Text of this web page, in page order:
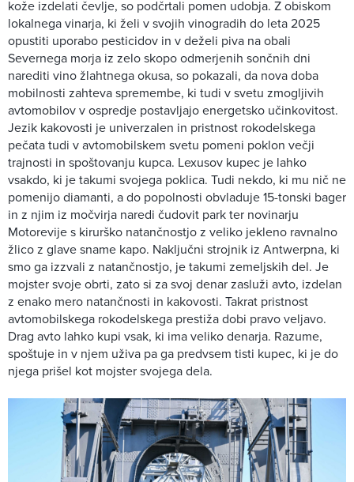
kože izdelati čevlje, so podčrtali pomen udobja. Z obiskom
lokalnega vinarja, ki želi v svojih vinogradih do leta 2025
opustiti uporabo pesticidov in v deželi piva na obali
Severnega morja iz zelo skopo odmerjenih sončnih dni
narediti vino žlahtnega okusa, so pokazali, da nova doba
mobilnosti zahteva spremembe, ki tudi v svetu zmogljivih
avtomobilov v ospredje postavljajo energetsko učinkovitost.
Jezik kakovosti je univerzalen in pristnost rokodelskega
pečata tudi v avtomobilskem svetu pomeni poklon večji
trajnosti in spoštovanju kupca. Lexusov kupec je lahko
vsakdo, ki je takumi svojega poklica. Tudi nekdo, ki mu nič ne
pomenijo diamanti, a do popolnosti obvladuje 15-tonski bager
in z njim iz močvirja naredi čudovit park ter novinarju
Motorevije s kirurško natančnostjo z veliko jekleno ravnalno
žlico z glave sname kapo. Naključni strojnik iz Antwerpna, ki
smo ga izzvali z natančnostjo, je takumi zemeljskih del. Je
mojster svoje obrti, zato si za svoj denar zasluži avto, izdelan
z enako mero natančnosti in kakovosti. Takrat pristnost
avtomobilskega rokodelskega prestiža dobi pravo veljavo.
Drag avto lahko kupi vsak, ki ima veliko denarja. Razume,
spoštuje in v njem uživa pa ga predvsem tisti kupec, ki je do
njega prišel kot mojster svojega dela.